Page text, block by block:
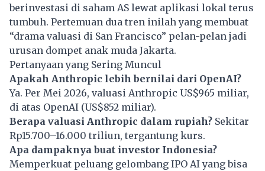
berinvestasi di saham AS lewat aplikasi lokal terus
tumbuh. Pertemuan dua tren inilah yang membuat
“drama valuasi di San Francisco” pelan-pelan jadi
urusan dompet anak muda Jakarta.
Pertanyaan yang Sering Muncul
Apakah Anthropic lebih bernilai dari OpenAI?
Ya. Per Mei 2026, valuasi Anthropic US$965 miliar,
di atas OpenAI (US$852 miliar).
Berapa valuasi Anthropic dalam rupiah? Sekitar
Rp15.700–16.000 triliun, tergantung kurs.
Apa dampaknya buat investor Indonesia?
Memperkuat peluang gelombang IPO AI yang bisa